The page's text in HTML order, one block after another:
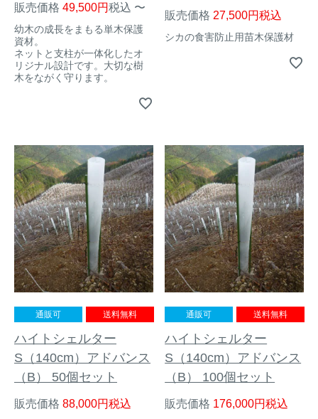
販売価格 49,500 税込 〜
幼木の成長をまもる単木保護
資材。
ネットと支柱が一体化したオ
リジナル設計です。大切な樹
木をながく守ります。
販売価格 27,500 税込
シカの食害防止用苗木保護材
通販可 送料無料
ハイトシェルター
S（140cm）アドバンス
（B） 50個セット
販売価格 88,000 税込
通販可 送料無料
ハイトシェルター
S（140cm）アドバンス
（B） 100個セット
販売価格 176,000 税込
対象動物から選ぶ
シカ対策
アライグマ対策
サル対策
ハクビシン対策
タイワンリス対策
イタチ・テン・
マングース対策
ヌートリア対策
鳥・カラス対策
ブラックバス・